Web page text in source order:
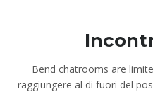
Bend chatrooms are
raggiungere al di fuori del